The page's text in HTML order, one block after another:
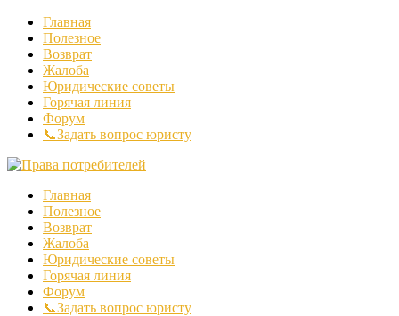
Главная
Полезное
Возврат
Жалоба
Юридические советы
Горячая линия
Форум
📞Задать вопрос юристу
Главная
Полезное
Возврат
Жалоба
Юридические советы
Горячая линия
Форум
📞Задать вопрос юристу